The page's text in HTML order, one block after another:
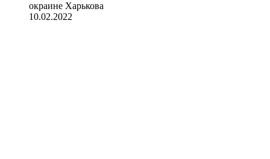
окраине Харькова
10.02.2022